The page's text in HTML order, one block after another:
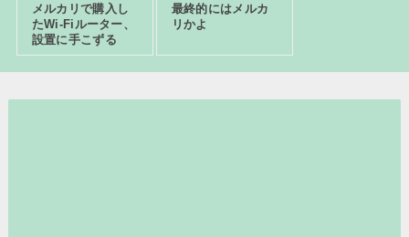
メルカリで購入し
たWi-Fiルーター、
設置に手こずる
最終的にはメルカ
リかよ